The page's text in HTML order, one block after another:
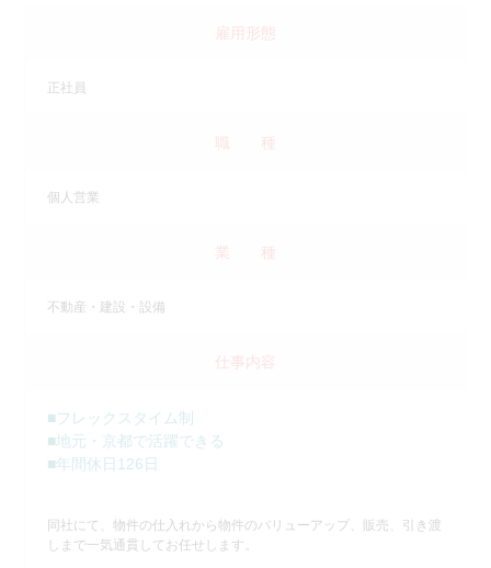
雇用形態
正社員
職 種
個人営業
業 種
不動産・建設・設備
仕事内容
■フレックスタイム制
■地元・京都で活躍できる
■年間休日126日
同社にて、物件の仕入れから物件のバリューアップ、販売、引き渡
しまで一気通貫してお任せします。